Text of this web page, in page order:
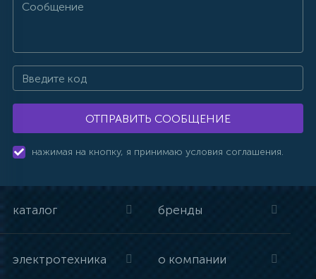
ОТПРАВИТЬ СООБЩЕНИЕ
нажимая на кнопку, я принимаю условия соглашения.
каталог бренды
электротехника о компании